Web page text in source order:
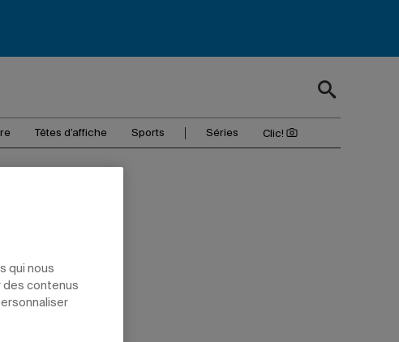
Têtes d’affiche Sports Séries Clic!
qui nous
des contenus